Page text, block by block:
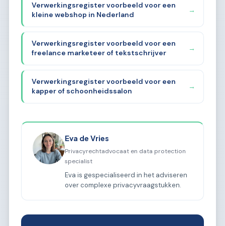
Verwerkingsregister voorbeeld voor een
kleine webshop in Nederland
→
Verwerkingsregister voorbeeld voor een
freelance marketeer of tekstschrijver
→
Verwerkingsregister voorbeeld voor een
kapper of schoonheidssalon
→
Eva de Vries
Privacyrechtadvocaat en data protection
specialist
Eva is gespecialiseerd in het adviseren
over complexe privacyvraagstukken.